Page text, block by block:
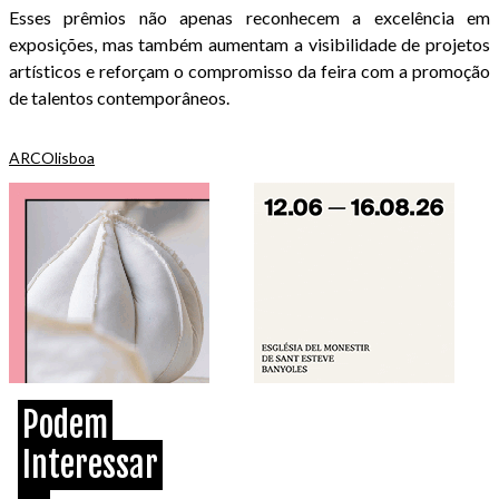
Esses prêmios não apenas reconhecem a excelência em
exposições, mas também aumentam a visibilidade de projetos
artísticos e reforçam o compromisso da feira com a promoção
de talentos contemporâneos.
ARCOlisboa
Podem
Interessar